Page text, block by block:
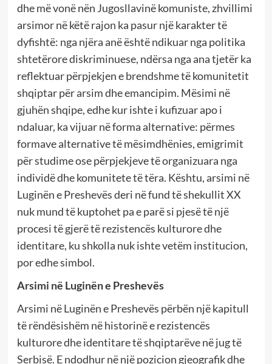
dhe më vonë nën Jugosllavinë komuniste, zhvillimi
arsimor në këtë rajon ka pasur një karakter të
dyfishtë: nga njëra anë është ndikuar nga politika
shtetërore diskriminuese, ndërsa nga ana tjetër ka
reflektuar përpjekjen e brendshme të komunitetit
shqiptar për arsim dhe emancipim. Mësimi në
gjuhën shqipe, edhe kur ishte i kufizuar apo i
ndaluar, ka vijuar në forma alternative: përmes
formave alternative të mësimdhënies, emigrimit
për studime ose përpjekjeve të organizuara nga
individë dhe komunitete të tëra. Kështu, arsimi në
Luginën e Preshevës deri në fund të shekullit XX
nuk mund të kuptohet pa e parë si pjesë të një
procesi të gjerë të rezistencës kulturore dhe
identitare, ku shkolla nuk ishte vetëm institucion,
por edhe simbol.
Arsimi në Luginën e Preshevës
Arsimi në Luginën e Preshevës përbën një kapitull
të rëndësishëm në historinë e rezistencës
kulturore dhe identitare të shqiptarëve në jug të
Serbisë. E ndodhur në një pozicion gjeografik dhe